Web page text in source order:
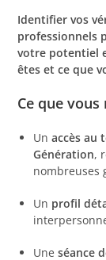
Identifier vos
professionnels
votre potentiel
êtes et ce que
Ce que vous
Unaccès au
Génération,
nombreuses
Un profil
Uneséance